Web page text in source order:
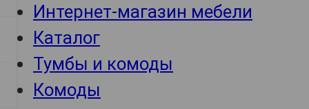
Интернет-магазин мебели
Каталог
Тумбы и комоды
Комоды